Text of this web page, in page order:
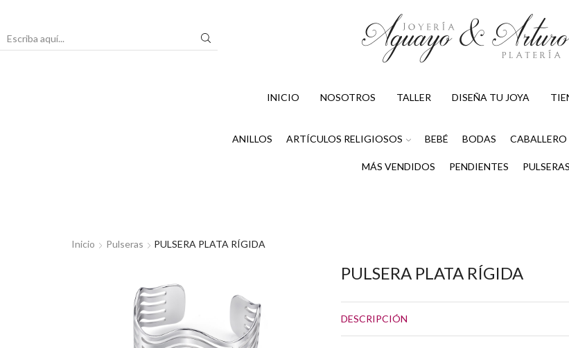
INICIO NOSOTROS TALLER DISEÑA TU JOYA
ANILLOS ARTÍCULOS RELIGIOSOS BEBÉ BODAS CABALLERO
MÁS VENDIDOS PENDIENTES PULSERAS
Inicio Pulseras PULSERA PLATA RÍGIDA
PULSERA PLATA RÍGIDA
DESCRIPCIÓN